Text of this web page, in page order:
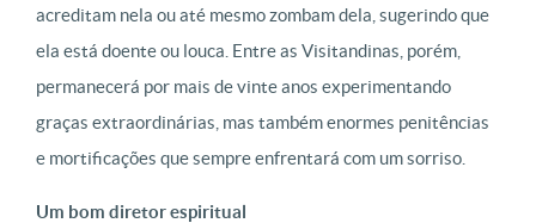
acreditam nela ou até mesmo zombam dela, sugerindo que
ela está doente ou louca. Entre as Visitandinas, porém,
permanecerá por mais de vinte anos experimentando
graças extraordinárias, mas também enormes penitências
e mortificações que sempre enfrentará com um sorriso.
Um bom diretor espiritual